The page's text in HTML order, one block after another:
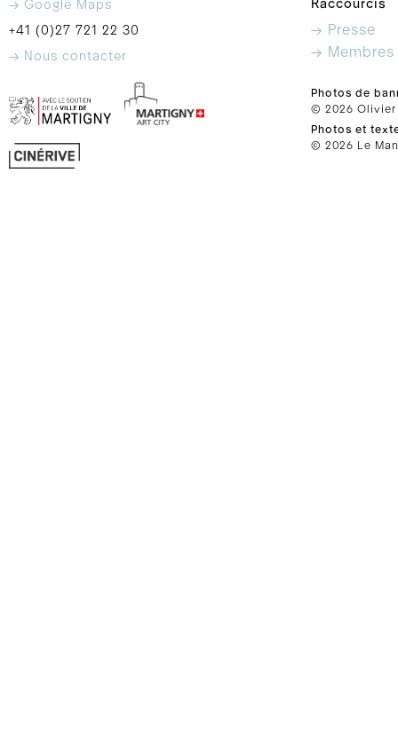
→ Google Maps
+41 (0)27 721 22 30
→ Nous contacter
Raccourcis
→ Presse
→ Membres
Photos de
© 2026 Olivier
Photos et
© 2026 Le